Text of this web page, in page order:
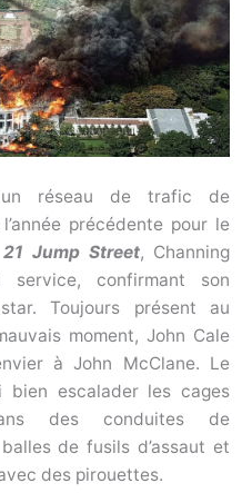
un réseau de trafic de
précédente pour le
21 Jump Street, Channing
confirmant son
Toujours présent au
moment, John Cale
à John McClane. Le
escalader les cages
des conduites de
de fusils d’assaut et
des pirouettes.